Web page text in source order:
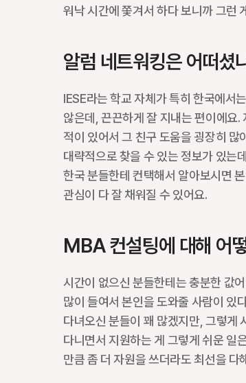
워낙 시간에 쫓겨서 하다 보니까 그런
알럼 네트워킹은 어떠셨
IESE라는 학교 자체가 특히 한국에서
않은데, 끈끈하게 잘 지내는 편이에요
적이 있어서 그 친구 도움을 굉장히
대략적으로 찾을 수 있는 정보가 있는
한국 분들한테 컨택해서 알아보시면
관심이 다 잘 채워질 수 있어요.
MBA 컨설팅에 대해 어
시간이 없으신 분들한테는 충분한 값
많이 들여서 본인을 도와줄 사람이 있
다녀오신 분들이 꽤 많겠지만, 그렇게
다니면서 지원하는 게 그렇게 쉬운 일
만큼 좀 더 자원을 쓰더라도 최선을 다